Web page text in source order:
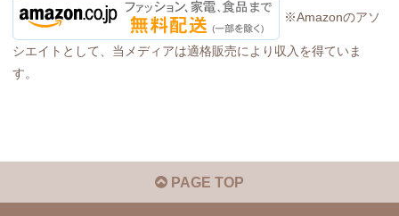
※Amazonのアソ
シエイトとして、当メディアは適格販売により収入を得ていま
す。
PAGE TOP